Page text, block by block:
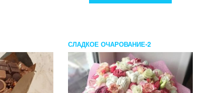
СЛАДКОЕ ОЧАРОВАНИЕ-2